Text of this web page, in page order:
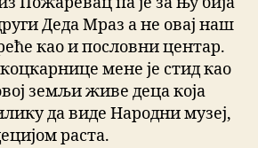
Деда Мраз а не овај наш
као и пословни центар.
мене је стид као
земљи живе деца која
да виде Народни музеј,
раста.